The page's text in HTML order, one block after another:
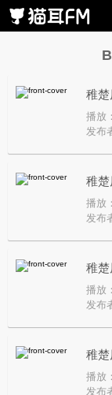
稚
二集
播放
发布
稚
絮1
播放
发布
稚
白
播放
发布
稚
一集
播放
发布